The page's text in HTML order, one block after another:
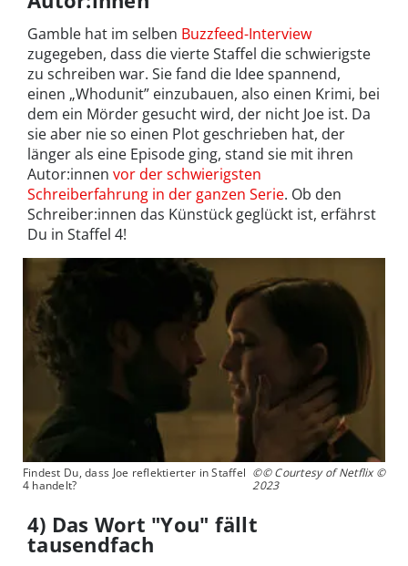
Gamble hat im selben Buzzfeed-Interview
zugegeben, dass die vierte Staffel die schwierigste
zu schreiben war. Sie fand die Idee spannend,
einen „Whodunit” einzubauen, also einen Krimi, bei
dem ein Mörder gesucht wird, der nicht Joe ist. Da
sie aber nie so einen Plot geschrieben hat, der
länger als eine Episode ging, stand sie mit ihren
Autor:innen vor der schwierigsten
Schreiberfahrung in der ganzen Serie. Ob den
Schreiber:innen das Künstück geglückt ist, erfährst
Du in Staffel 4!
Findest Du, dass Joe reflektierter in Staffel
4 handelt?
©© Courtesy of Netflix ©
2023
4) Das Wort "You" fällt
tausendfach